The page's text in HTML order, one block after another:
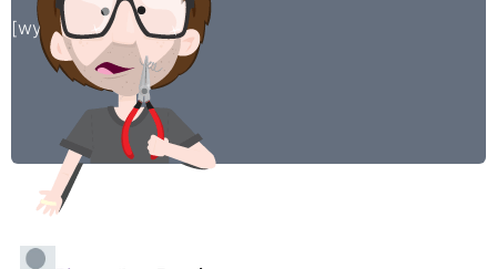
[wysija_form id=”2″]